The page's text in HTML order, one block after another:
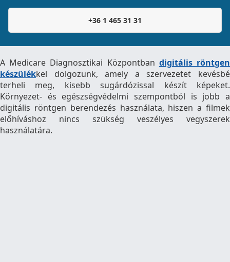
+36 1 465 31 31
A Medicare Diagnosztikai Központban digitális röntgen
készülékkel dolgozunk, amely a szervezetet kevésbé
terheli meg, kisebb sugárdózissal készít képeket.
Környezet- és egészségvédelmi szempontból is jobb a
digitális röntgen berendezés használata, hiszen a filmek
előhíváshoz nincs szükség veszélyes vegyszerek
használatára.